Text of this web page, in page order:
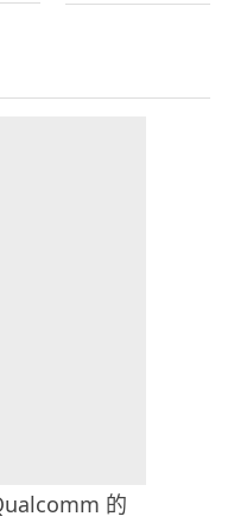
的